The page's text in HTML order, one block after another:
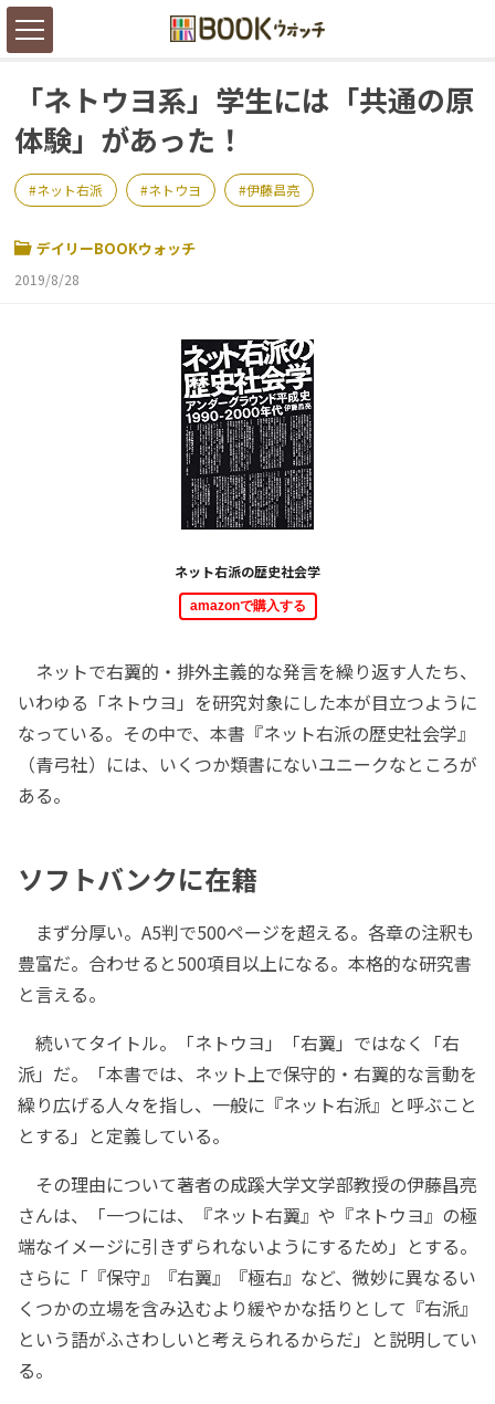
「ネトウヨ系」学生には「共通の原
体験」があった！
ネット右派 ネトウヨ 伊藤昌亮
デイリーBOOKウォッチ
2019/8/28
ネット右派の歴史社会学
amazonで購入する
ネットで右翼的・排外主義的な発言を繰り返す人たち、
いわゆる「ネトウヨ」を研究対象にした本が目立つように
なっている。その中で、本書『ネット右派の歴史社会学』
（青弓社）には、いくつか類書にないユニークなところが
ある。
ソフトバンクに在籍
まず分厚い。A5判で500ページを超える。各章の注釈も
豊富だ。合わせると500項目以上になる。本格的な研究書
と言える。
続いてタイトル。「ネトウヨ」「右翼」ではなく「右
派」だ。「本書では、ネット上で保守的・右翼的な言動を
繰り広げる人々を指し、一般に『ネット右派』と呼ぶこと
とする」と定義している。
その理由について著者の成蹊大学文学部教授の伊藤昌亮
さんは、「一つには、『ネット右翼』や『ネトウヨ』の極
端なイメージに引きずられないようにするため」とする。
さらに「『保守』『右翼』『極右』など、微妙に異なるい
くつかの立場を含み込むより緩やかな括りとして『右派』
という語がふさわしいと考えられるからだ」と説明してい
る。